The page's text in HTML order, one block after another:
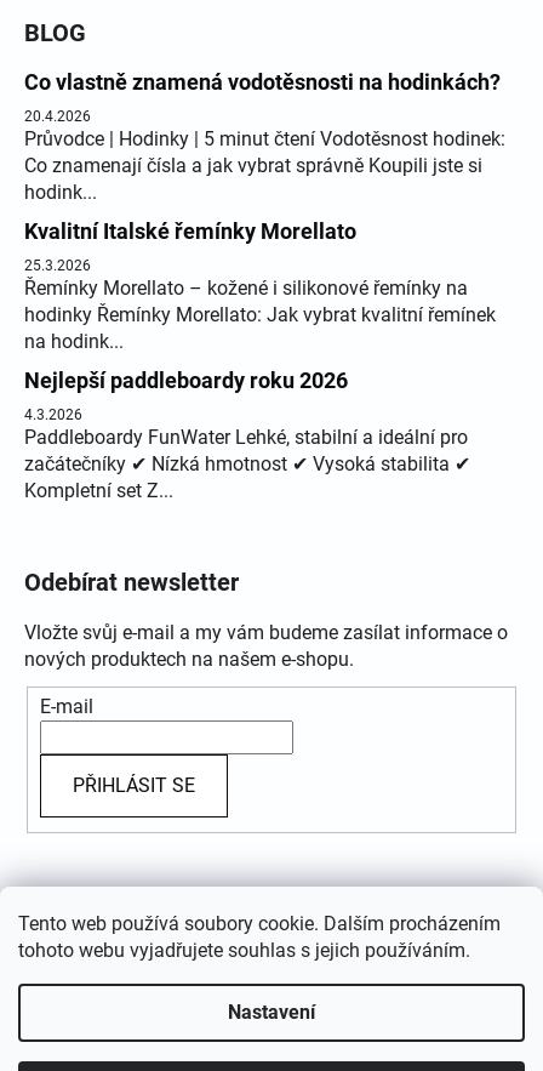
Tento web používá soubory cookie. Dalším procházením
tohoto webu vyjadřujete souhlas s jejich používáním.
Nastavení
BLOG
Co vlastně znamená vodotěsnosti na hodinkách?
20.4.2026
Průvodce | Hodinky | 5 minut čtení Vodotěsnost hodinek:
Co znamenají čísla a jak vybrat správně Koupili jste si
hodink...
Kvalitní Italské řemínky Morellato
25.3.2026
Řemínky Morellato – kožené i silikonové řemínky na
hodinky Řemínky Morellato: Jak vybrat kvalitní řemínek
na hodink...
Nejlepší paddleboardy roku 2026
4.3.2026
Paddleboardy FunWater Lehké, stabilní a ideální pro
začátečníky ✔ Nízká hmotnost ✔ Vysoká stabilita ✔
Kompletní set Z...
Odebírat newsletter
Vložte svůj e-mail a my vám budeme zasílat informace o
nových produktech na našem e-shopu.
E-mail
PŘIHLÁSIT SE